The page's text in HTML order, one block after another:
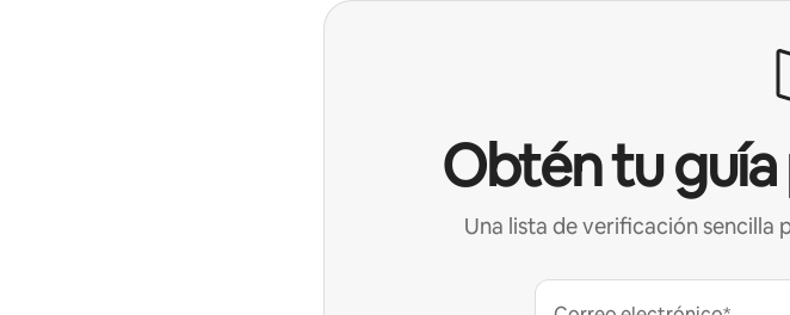
Obtén tu
Una lista de verificación sencilla